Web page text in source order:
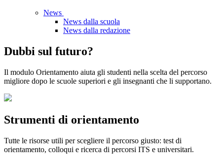
News
News dalla scuola
News dalla redazione
Dubbi sul futuro?
Il modulo Orientamento aiuta gli studenti nella scelta del percorso
migliore dopo le scuole superiori e gli insegnanti che li supportano.
Strumenti di orientamento
Tutte le risorse utili per scegliere il percorso giusto: test di
orientamento, colloqui e ricerca di percorsi ITS e universitari.